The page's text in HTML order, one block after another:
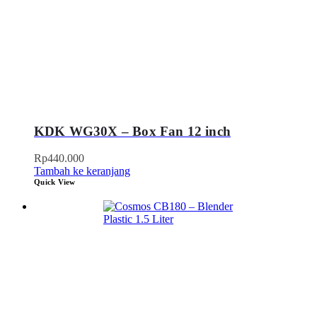
KDK WG30X – Box Fan 12 inch
Rp440.000
Tambah ke keranjang
Quick View